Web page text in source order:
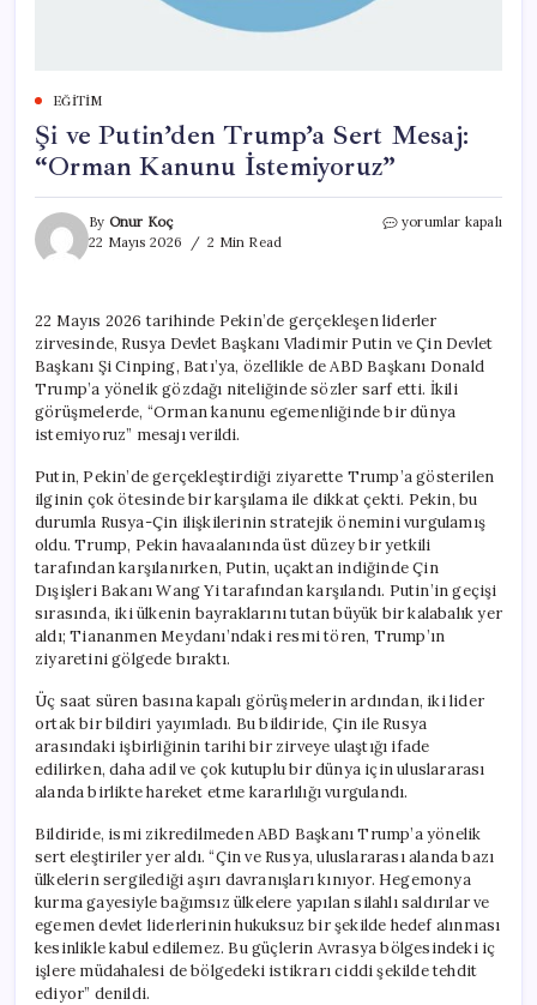
EĞITIM
Şi ve Putin’den Trump’a Sert Mesaj:
“Orman Kanunu İstemiyoruz”
By Onur Koç
22 Mayıs 2026
2 Min Read
Şi
Mesaj:
“Orman
Kanunu
İstemiyoruz”
için
yorumlar kapalı
22 Mayıs 2026 tarihinde Pekin’de gerçekleşen liderler
zirvesinde, Rusya Devlet Başkanı Vladimir Putin ve Çin Devlet
Başkanı Şi Cinping, Batı’ya, özellikle de ABD Başkanı Donald
Trump’a yönelik gözdağı niteliğinde sözler sarf etti. İkili
görüşmelerde, “Orman kanunu egemenliğinde bir dünya
istemiyoruz” mesajı verildi.
Putin, Pekin’de gerçekleştirdiği ziyarette Trump’a gösterilen
ilginin çok ötesinde bir karşılama ile dikkat çekti. Pekin, bu
durumla Rusya-Çin ilişkilerinin stratejik önemini vurgulamış
oldu. Trump, Pekin havaalanında üst düzey bir yetkili
tarafından karşılanırken, Putin, uçaktan indiğinde Çin
Dışişleri Bakanı Wang Yi tarafından karşılandı. Putin’in geçişi
sırasında, iki ülkenin bayraklarını tutan büyük bir kalabalık yer
aldı; Tiananmen Meydanı’ndaki resmi tören, Trump’ın
ziyaretini gölgede bıraktı.
Üç saat süren basına kapalı görüşmelerin ardından, iki lider
ortak bir bildiri yayımladı. Bu bildiride, Çin ile Rusya
arasındaki işbirliğinin tarihi bir zirveye ulaştığı ifade
edilirken, daha adil ve çok kutuplu bir dünya için uluslararası
alanda birlikte hareket etme kararlılığı vurgulandı.
Bildiride, ismi zikredilmeden ABD Başkanı Trump’a yönelik
sert eleştiriler yer aldı. “Çin ve Rusya, uluslararası alanda bazı
ülkelerin sergilediği aşırı davranışları kınıyor. Hegemonya
kurma gayesiyle bağımsız ülkelere yapılan silahlı saldırılar ve
egemen devlet liderlerinin hukuksuz bir şekilde hedef alınması
kesinlikle kabul edilemez. Bu güçlerin Avrasya bölgesindeki iç
işlere müdahalesi de bölgedeki istikrarı ciddi şekilde tehdit
ediyor” denildi.